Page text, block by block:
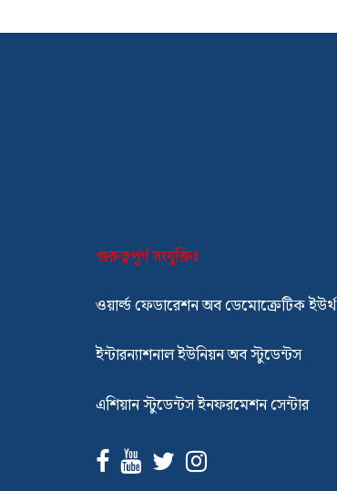
গুরুত্বপূর্ণ সংযুক্তিঃ
ওয়ার্ল্ড ফেডারেশন অব ডেমোক্রেটিক ইউর্থ
ইন্টারন্যাশনাল ইউনিয়ন অব স্টুডেন্টস
এশিয়ান স্টুডেন্টস ইনফরমেশন সেন্টার